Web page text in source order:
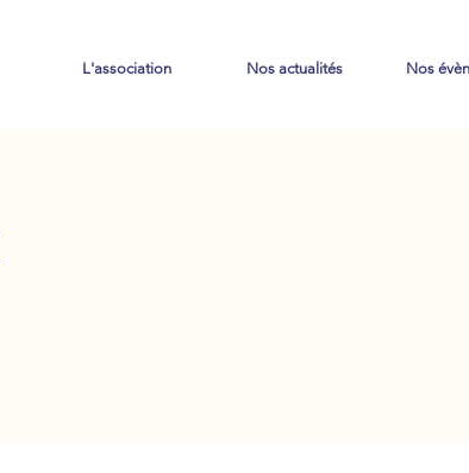
L'association Nos actualités Nos